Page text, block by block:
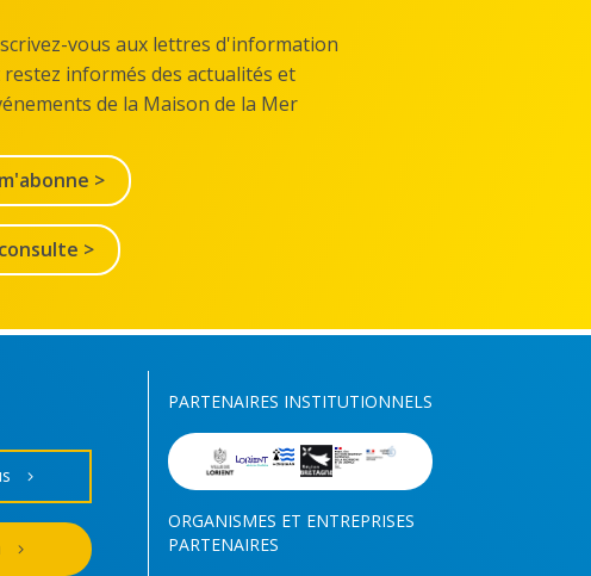
vous aux lettres d'information
restez informés des actualités et
de la Maison de la Mer
>
>
PARTENAIRES INSTITUTIONNELS
ORGANISMES ET ENTREPRISES
PARTENAIRES